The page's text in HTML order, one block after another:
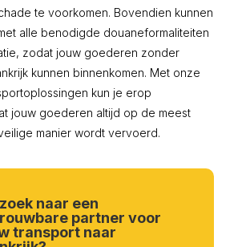
te voorkomen. Bovendien kunnen
alle benodigde douaneformaliteiten
zodat jouw goederen zonder
kunnen binnenkomen. Met onze
kun je erop
jouw goederen altijd op de meest
manier wordt vervoerd.
naar een
partner voor
transport naar